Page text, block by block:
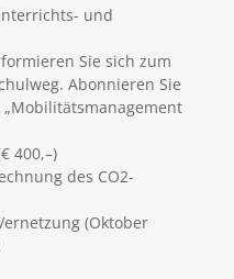
und
Sie sich zum
Abonnieren Sie
400,–)
des CO2-
(Oktober